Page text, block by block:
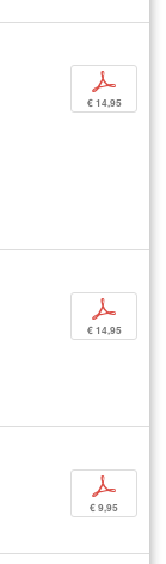
p
€ 14,95
p
€ 14,95
p
€ 9,95